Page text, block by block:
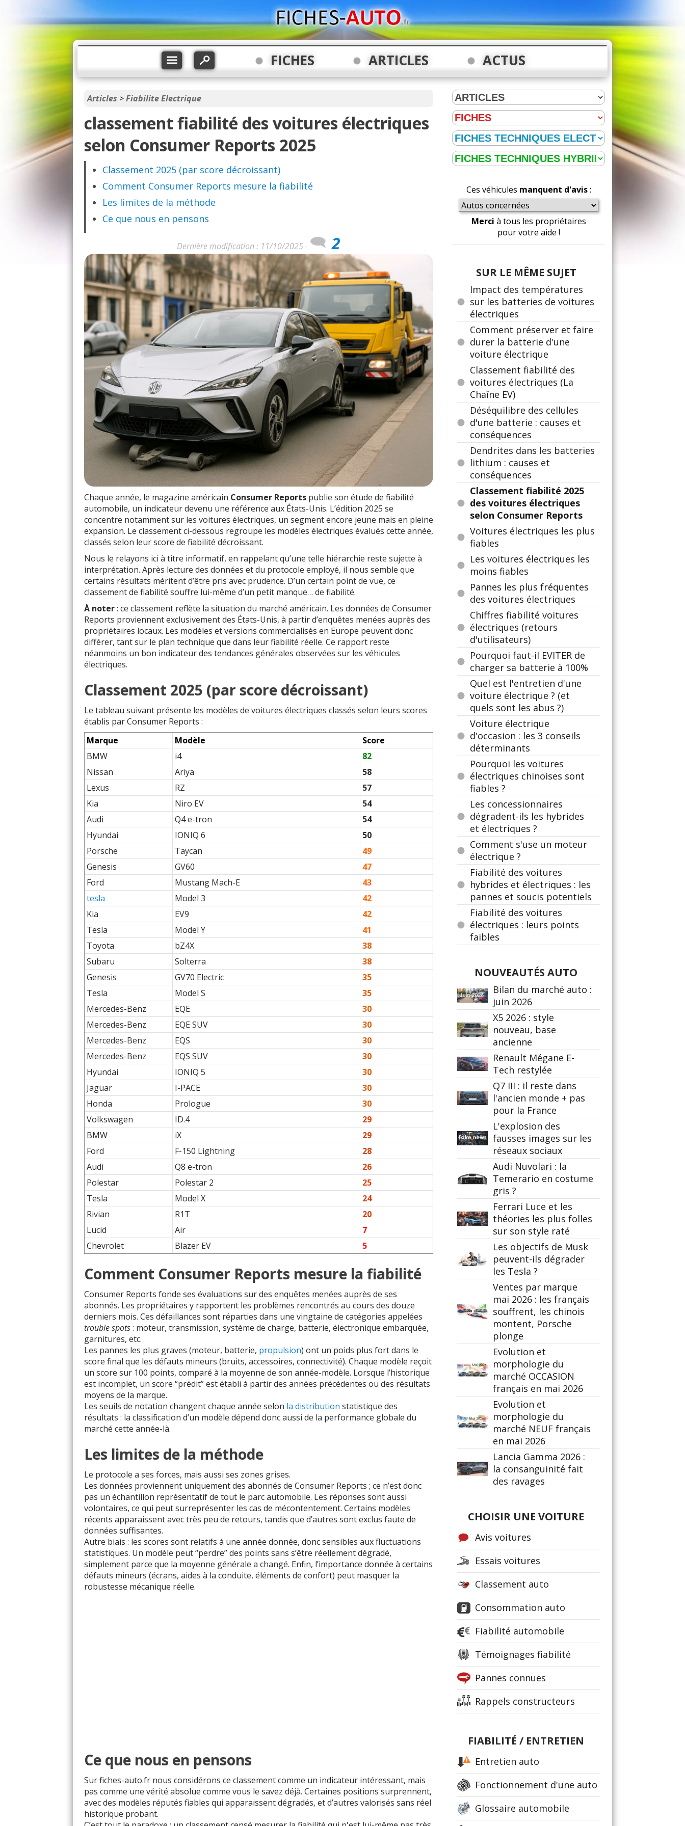
FICHES ARTICLES ACTUS
Articles >Fiabilite Electrique
classement fiabilité des voitures électriques
selon Consumer Reports 2025
Classement 2025 (par score décroissant)
Comment Consumer Reports mesure la fiabilité
Les limites de la méthode
Ce que nous en pensons
Dernière modification : 11/10/2025 - 2
Chaque année, le magazine américain Consumer Reports publie son étude de fiabilité
automobile, un indicateur devenu une référence aux États-Unis. L’édition 2025 se
concentre notamment sur les voitures électriques, un segment encore jeune mais en pleine
expansion. Le classement ci-dessous regroupe les modèles électriques évalués cette année,
classés selon leur score de fiabilité décroissant.
Nous le relayons ici à titre informatif, en rappelant qu’une telle hiérarchie reste sujette à
interprétation. Après lecture des données et du protocole employé, il nous semble que
certains résultats méritent d’être pris avec prudence. D’un certain point de vue, ce
classement de fiabilité souffre lui-même d’un petit manque… de fiabilité.
À noter: ce classement reflète la situation du marché américain. Les données de Consumer
Reports proviennent exclusivement des États-Unis, à partir d’enquêtes menées auprès des
propriétaires locaux. Les modèles et versions commercialisés en Europe peuvent donc
différer, tant sur le plan technique que dans leur fiabilité réelle. Ce rapport reste
néanmoins un bon indicateur des tendances générales observées sur les véhicules
électriques.
Classement 2025 (par score décroissant)
Le tableau suivant présente les modèles de voitures électriques classés selon leurs scores
établis par Consumer Reports :
Marque
Modèle
Score
BMW
i4
82
Nissan
Ariya
58
Lexus
RZ
57
Kia
Niro EV
54
Audi
Q4 e-tron
54
Hyundai
IONIQ 6
50
Porsche
Taycan
49
Genesis
GV60
47
Ford
Mustang Mach-E
43
tesla
Model 3
42
Kia
EV9
42
Tesla
Model Y
41
Toyota
bZ4X
38
Subaru
Solterra
38
Genesis
GV70 Electric
35
Tesla
Model S
35
Mercedes-Benz
EQE
30
Mercedes-Benz
EQE SUV
30
Mercedes-Benz
EQS
30
Mercedes-Benz
EQS SUV
30
Hyundai
IONIQ 5
30
Jaguar
I-PACE
30
Honda
Prologue
30
Volkswagen
ID.4
29
BMW
iX
29
Ford
F-150 Lightning
28
Audi
Q8 e-tron
26
Polestar
Polestar 2
25
Tesla
Model X
24
Rivian
R1T
20
Lucid
Air
7
Chevrolet
Blazer EV 5
Comment Consumer Reports mesure la fiabilité
Consumer Reports fonde ses évaluations sur des enquêtes menées auprès de ses
abonnés. Les propriétaires y rapportent les problèmes rencontrés au cours des douze
derniers mois. Ces défaillances sont réparties dans une vingtaine de catégories appelées
trouble spots: moteur, transmission, système de charge, batterie, électronique embarquée,
garnitures, etc.
Les pannes les plus graves (moteur, batterie, propulsion) ont un poids plus fort dans le
score final que les défauts mineurs (bruits, accessoires, connectivité). Chaque modèle reçoit
un score sur 100 points, comparé à la moyenne de son année-modèle. Lorsque l’historique
est incomplet, un score “prédit” est établi à partir des années précédentes ou des résultats
moyens de la marque.
Les seuils de notation changent chaque année selon la distribution statistique des
résultats : la classification d’un modèle dépend donc aussi de la performance globale du
marché cette année-là.
Les limites de la méthode
Le protocole a ses forces, mais aussi ses zones grises.
Les données proviennent uniquement des abonnés de Consumer Reports ; ce n’est donc
pas un échantillon représentatif de tout le parc automobile. Les réponses sont aussi
volontaires, ce qui peut surreprésenter les cas de mécontentement. Certains modèles
récents apparaissent avec très peu de retours, tandis que d’autres sont exclus faute de
données suffisantes.
Autre biais : les scores sont relatifs à une année donnée, donc sensibles aux fluctuations
statistiques. Un modèle peut “perdre” des points sans s’être réellement dégradé,
simplement parce que la moyenne générale a changé. Enfin, l’importance donnée à certains
défauts mineurs (écrans, aides à la conduite, éléments de confort) peut masquer la
robustesse mécanique réelle.
Ce que nous en pensons
Sur fiches-auto.fr nous considérons ce classement comme un indicateur intéressant, mais
pas comme une vérité absolue comme vous le savez déjà. Certaines positions surprennent,
avec des modèles réputés fiables qui apparaissent dégradés, et d’autres valorisés sans réel
historique probant.
Ces véhicules manquent d'avis:
Merci à tous les propriétaires
pour votre aide !
SUR LE MÊME SUJET
Impact des températures
sur les batteries de voitures
électriques
Comment préserver et faire
durer la batterie d'une
voiture électrique
Classement fiabilité des
voitures électriques (La
Chaîne EV)
Déséquilibre des cellules
d'une batterie : causes et
conséquences
Dendrites dans les batteries
lithium : causes et
conséquences
Classement fiabilité 2025
des voitures électriques
selon Consumer Reports
Voitures électriques les plus
fiables
Les voitures électriques les
moins fiables
Pannes les plus fréquentes
des voitures électriques
Chiffres fiabilité voitures
électriques (retours
d'utilisateurs)
Pourquoi faut-il EVITER de
charger sa batterie à 100%
Quel est l'entretien d'une
voiture électrique ? (et
quels sont les abus ?)
Voiture électrique
d'occasion : les 3 conseils
déterminants
Pourquoi les voitures
électriques chinoises sont
fiables ?
Les concessionnaires
dégradent-ils les hybrides
et électriques ?
Comment s'use un moteur
électrique ?
Fiabilité des voitures
hybrides et électriques : les
pannes et soucis potentiels
Fiabilité des voitures
électriques : leurs points
faibles
NOUVEAUTÉS AUTO
Bilan du marché auto :
juin 2026
X5 2026 : style
nouveau, base
ancienne
Renault Mégane E-
Tech restylée
Q7 III : il reste dans
l'ancien monde + pas
pour la France
L'explosion des
fausses images sur les
réseaux sociaux
Audi Nuvolari : la
Temerario en costume
gris ?
Ferrari Luce et les
théories les plus folles
sur son style raté
Les objectifs de Musk
peuvent-ils dégrader
les Tesla ?
Ventes par marque
mai 2026 : les français
souffrent, les chinois
montent, Porsche
plonge
Evolution et
morphologie du
marché OCCASION
français en mai 2026
Evolution et
morphologie du
marché NEUF français
en mai 2026
Lancia Gamma 2026 :
la consanguinité fait
des ravages
CHOISIR UNE VOITURE
Avis voitures
Essais voitures
Classement auto
Consommation auto
Fiabilité automobile
Témoignages fiabilité
Pannes connues
Rappels constructeurs
FIABILITÉ / ENTRETIEN
Entretien auto
Fonctionnement d'une auto
Glossaire automobile